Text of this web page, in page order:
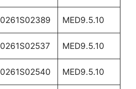
0261S02389 MED9.5.10
0261S02537 MED9.5.10
0261S02540 MED9.5.10